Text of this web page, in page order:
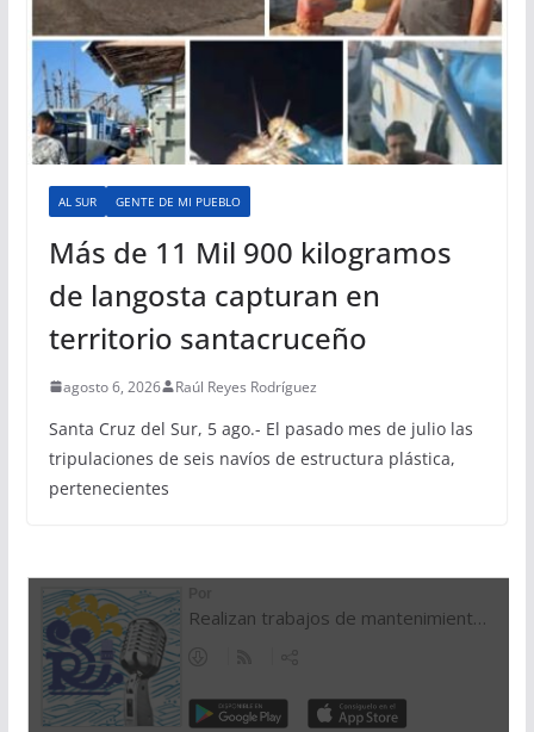
AL SUR GENTE DE MI PUEBLO
Más de 11 Mil 900 kilogramos
de langosta capturan en
territorio santacruceño
agosto 6, 2026 Raúl Reyes Rodríguez
Santa Cruz del Sur, 5 ago.- El pasado mes de julio las
tripulaciones de seis navíos de estructura plástica,
pertenecientes